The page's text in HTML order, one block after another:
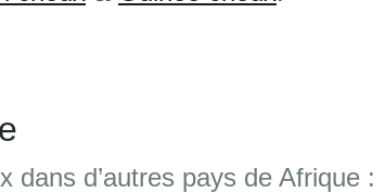
dans d’autres pays de Afrique :